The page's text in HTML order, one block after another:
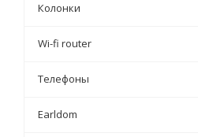
Колонки
Wi-fi router
Телефоны
Earldom